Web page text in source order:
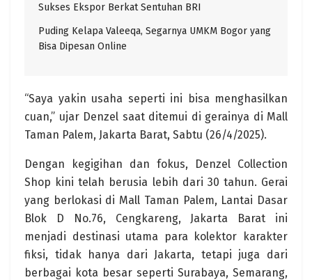
Sukses Ekspor Berkat Sentuhan BRI
Puding Kelapa Valeeqa, Segarnya UMKM Bogor yang
Bisa Dipesan Online
“Saya yakin usaha seperti ini bisa menghasilkan
cuan,” ujar Denzel saat ditemui di gerainya di Mall
Taman Palem, Jakarta Barat, Sabtu (26/4/2025).
Dengan kegigihan dan fokus, Denzel Collection
Shop kini telah berusia lebih dari 30 tahun. Gerai
yang berlokasi di Mall Taman Palem, Lantai Dasar
Blok D No.76, Cengkareng, Jakarta Barat ini
menjadi destinasi utama para kolektor karakter
fiksi, tidak hanya dari Jakarta, tetapi juga dari
berbagai kota besar seperti Surabaya, Semarang,